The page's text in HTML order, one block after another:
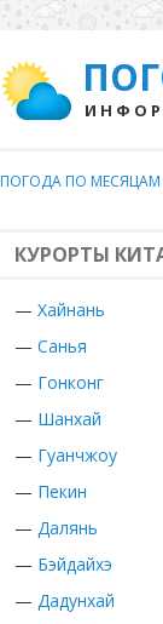
ПОГОДА ПО МЕСЯЦАМ
КУРОРТЫ
— Хайнань
— Санья
— Гонконг
— Шанхай
— Гуанчжоу
— Пекин
— Далянь
— Бэйдайхэ
— Дадунхай